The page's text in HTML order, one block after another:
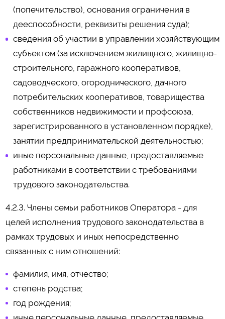
(попечительство), основания ограничения в
дееспособности, реквизиты решения суда);
сведения об участии в управлении хозяйствующим
субъектом (за исключением жилищного, жилищно-
строительного, гаражного кооперативов,
садоводческого, огороднического, дачного
потребительских кооперативов, товарищества
собственников недвижимости и профсоюза,
зарегистрированного в установленном порядке),
занятии предпринимательской деятельностью;
иные персональные данные, предоставляемые
работниками в соответствии с требованиями
трудового законодательства.
4.2.3. Члены семьи работников Оператора - для
целей исполнения трудового законодательства в
рамках трудовых и иных непосредственно
связанных с ним отношений:
фамилия, имя, отчество;
степень родства;
год рождения;